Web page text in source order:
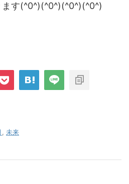
ます(^0^)(^0^)(^0^)(^0^)
, 未来